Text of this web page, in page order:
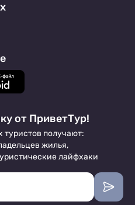
от ПриветТур!
получают:
жилья,
лайфхаки